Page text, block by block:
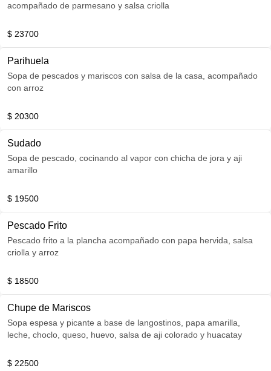
acompañado de parmesano y salsa criolla
$ 23700
Parihuela
Sopa de pescados y mariscos con salsa de la casa, acompañado
con arroz
$ 20300
Sudado
Sopa de pescado, cocinando al vapor con chicha de jora y aji
amarillo
$ 19500
Pescado Frito
Pescado frito a la plancha acompañado con papa hervida, salsa
criolla y arroz
$ 18500
Chupe de Mariscos
Sopa espesa y picante a base de langostinos, papa amarilla,
leche, choclo, queso, huevo, salsa de aji colorado y huacatay
$ 22500